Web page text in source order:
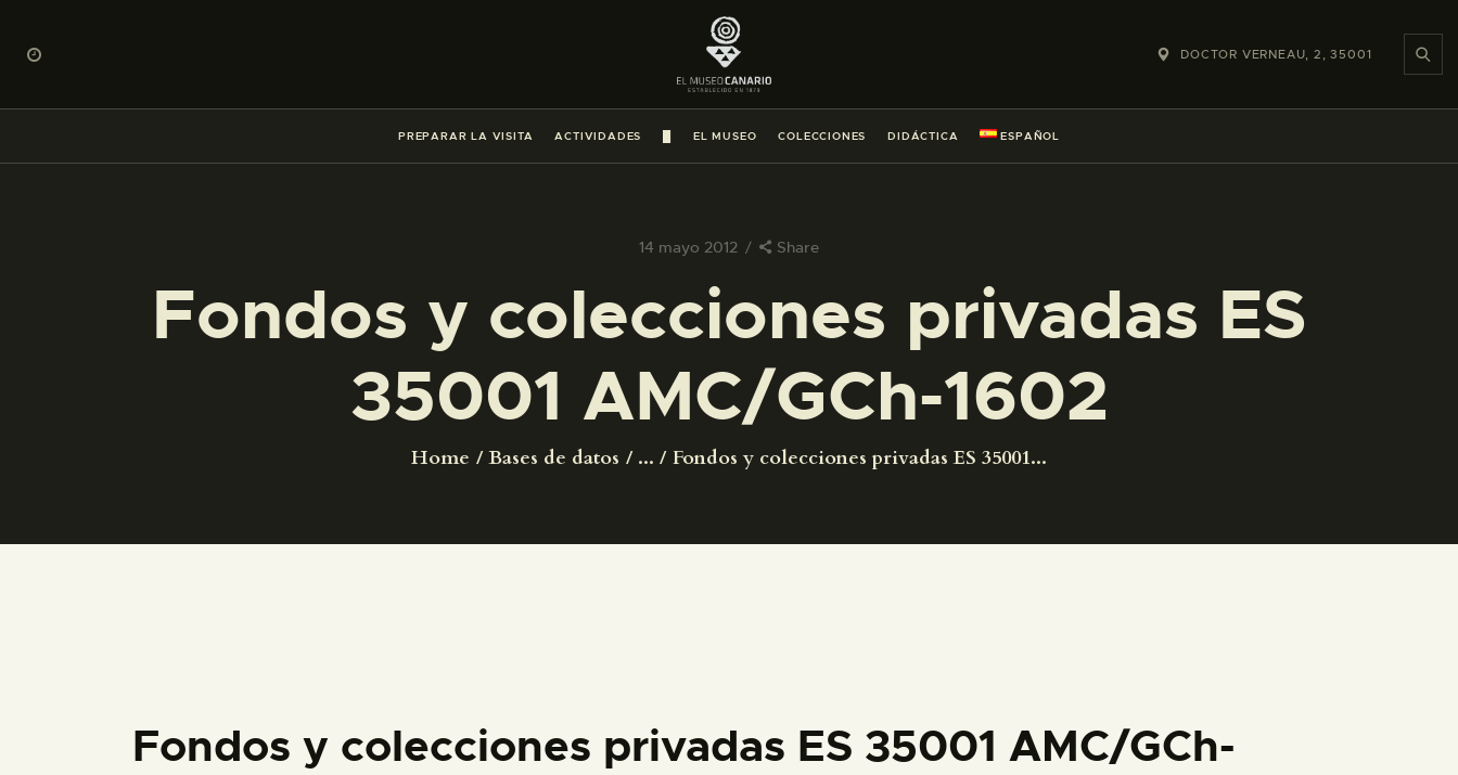
DOCTOR VERNEAU, 2, 35001
PREPARAR LA VISITA ACTIVIDADES EL MUSEO COLECCIONES DIDÁCTICA ESPAÑOL
14 mayo 2012 Share
Fondos y colecciones privadas ES
35001 AMC/GCh-1602
Home Bases de datos ... Fondos y colecciones privadas ES 35001...
PREPARAR LA VISITA
ACTIVIDADES
█
COLECCIONES
DIDÁCTICA
ESPAÑOL
Fondos y colecciones privadas ES 35001 AMC/GCh-